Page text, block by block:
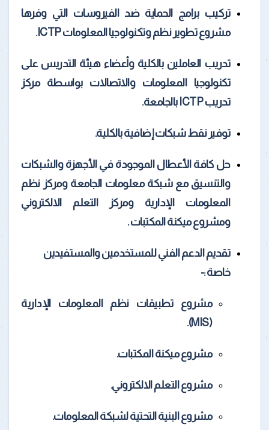
تركيب برامج الحماية ضد الفيروسات التي وفرها
مشروع تطوير نظم وتكنولوجيا المعلومات ICTP.
تدريب العاملين بالكلية وأعضاء هيئة التدريس على
تكنولوجيا المعلومات والاتصالات بواسطة مركز
تدريب ICTP بالجامعة.
توفير نقط شبكات إضافية بالكلية.
حل كافة الأعطال الموجودة في الأجهزة والشبكات
والتنسيق مع شبكة معلومات الجامعة ومركز نظم
المعلومات الإدارية ومركز التعلم الالكتروني
ومشروع ميكنة المكتبات .
تقديم الدعم الفني للمستخدمين والمستفيدين
خاصة :-
مشروع تطبيقات نظم المعلومات الإدارية
(MIS).
مشروع ميكنة المكتبات.
مشروع التعلم الالكتروني.
مشروع البنية التحتية لشبكة المعلومات.